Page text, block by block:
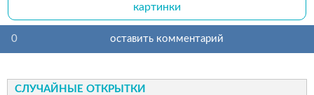
картинки
0 оставить комментарий
СЛУЧАЙНЫЕ ОТКРЫТКИ